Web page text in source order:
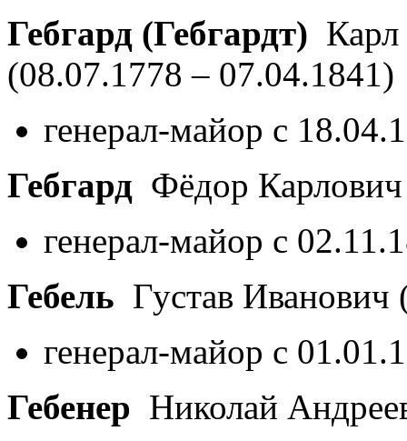
Гебгард (Гебгардт)
(08.07.1778 – 07.04.1841)
генерал-майор с
Гебгард Фёдор
генерал-майор с
Гебель Густав Иванович
генерал-майор с
Гебенер Николай